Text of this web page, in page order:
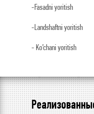
-Fasadni yoritish
-Landshaftni yoritish
- Ko’chani yoritish